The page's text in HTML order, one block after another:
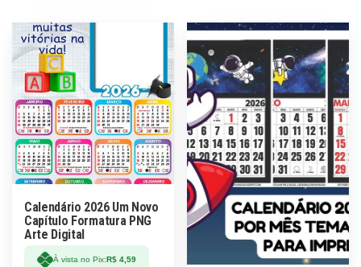
Calendário 2026 Um Novo
Capítulo Formatura PNG
Arte Digital
À vista no Pix:R$ 4,59